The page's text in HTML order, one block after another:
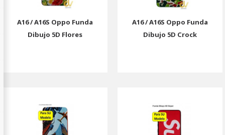
A16 / A16S Oppo Funda
Dibujo 5D Flores
A16 / A16S Oppo Funda
Dibujo 5D Crock